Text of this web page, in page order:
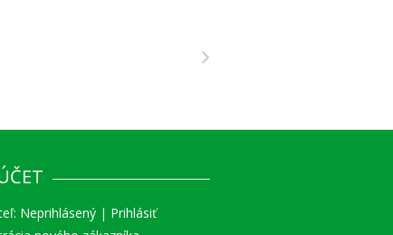
Neprihlásený | Prihlásiť